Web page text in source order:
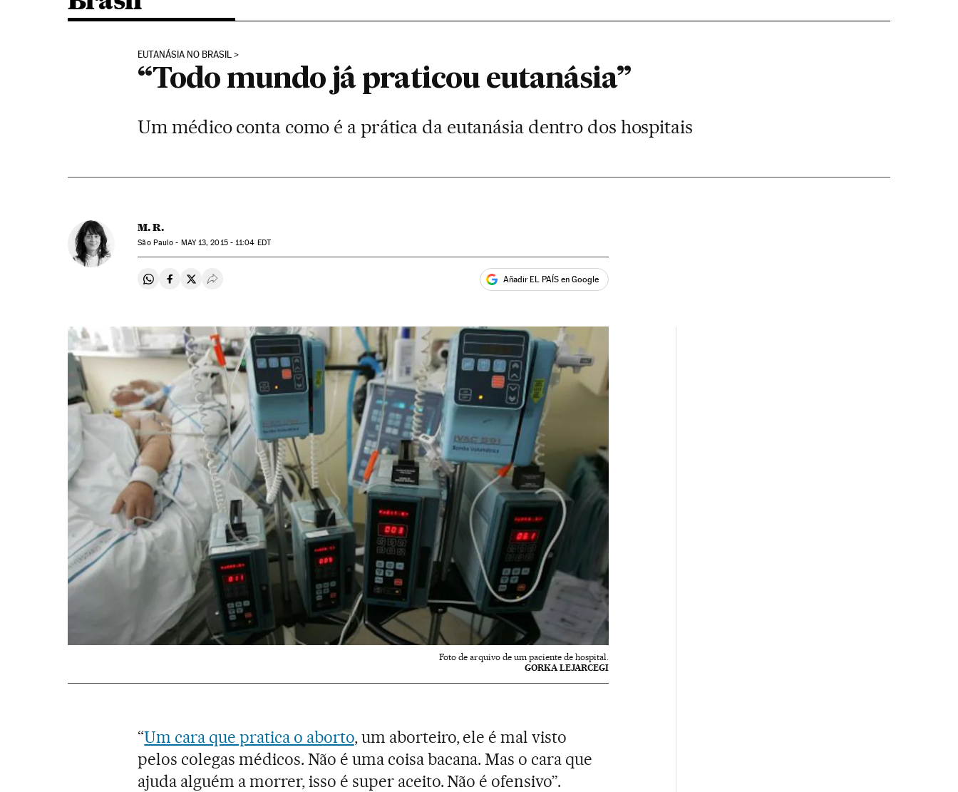
EUTANÁSIA NO BRASIL
“Todo mundo já praticou eutanásia”
Um médico conta como é a prática da eutanásia dentro dos hospitais
M. R.
São Paulo - MAY13, 2015 - 11:04 EDT
Compartir en Whatsapp
Compartir en Facebook
Compartir en Twitter
Desplegar Redes Sociales Añadir EL PAÍS en Google
Foto de arquivo de um paciente de hospital.
GORKA LEJARCEGI
“Um cara que pratica o aborto, um aborteiro, ele é mal visto
pelos colegas médicos. Não é uma coisa bacana. Mas o cara que
ajuda alguém a morrer, isso é super aceito. Não é ofensivo”.